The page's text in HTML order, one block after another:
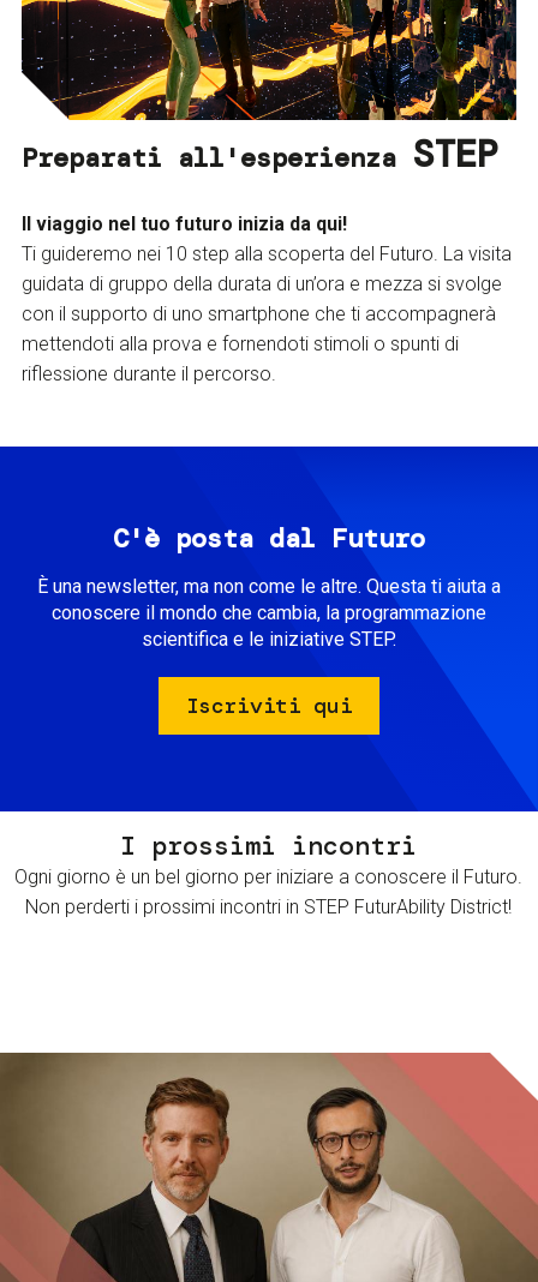
Preparati all'esperienza STEP
Il viaggio nel tuo futuro inizia da qui!
Ti guideremo nei 10 step alla scoperta del Futuro. La visita
guidata di gruppo della durata di un’ora e mezza si svolge
con il supporto di uno smartphone che ti accompagnerà
mettendoti alla prova e fornendoti stimoli o spunti di
riflessione durante il percorso.
C'è posta dal Futuro
È una newsletter, ma non come le altre. Questa ti aiuta a
conoscere il mondo che cambia, la programmazione
scientifica e le iniziative STEP.
Iscriviti qui
I prossimi incontri
Ogni giorno è un bel giorno per iniziare a conoscere il Futuro.
Non perderti i prossimi incontri in STEP FuturAbility District!